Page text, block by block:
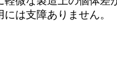
は支障ありません。